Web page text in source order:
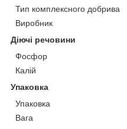
Тип комплексного добрива
Виробник
Діючі речовини
Фосфор
Калій
Упаковка
Упаковка
Вага